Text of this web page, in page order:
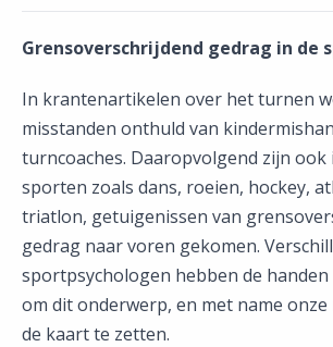
Grensoverschrijdend gedrag in de
In krantenartikelen over het turnen
misstanden onthuld van
turncoaches. Daaropvolgend zijn ook
sporten zoals dans, roeien, hockey,
triatlon, getuigenissen van
gedrag naar voren gekomen.
sportpsychologen hebben de
om dit onderwerp, en met name
de kaart te zetten.